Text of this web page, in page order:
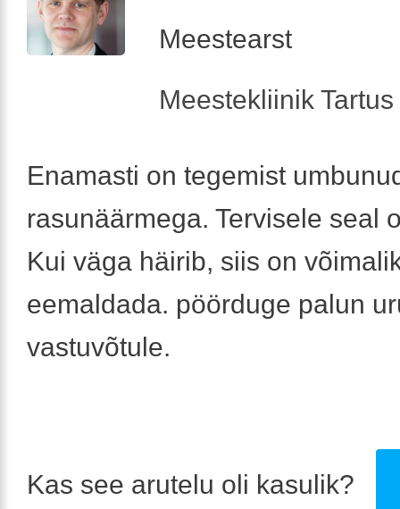
Meestearst
Meestekliinik
Enamasti on tegemist
rasunäärmega. Tervisele seal
Kui väga häirib, siis on
eemaldada. pöörduge palun
vastuvõtule.
Kas see arutelu oli kasulik?